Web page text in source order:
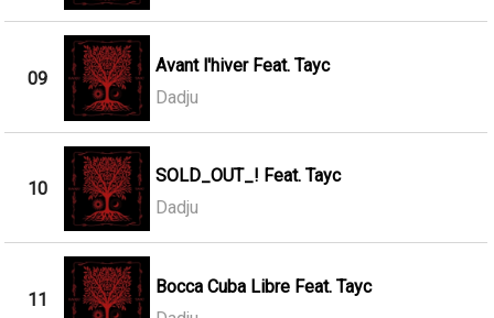
09
Avant l'hiver Feat. Tayc
Dadju
10
SOLD_OUT_! Feat. Tayc
Dadju
11
Bocca Cuba Libre Feat. Tayc